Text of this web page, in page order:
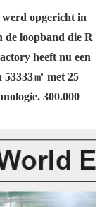
opgericht in
de loopband die R
heeft nu een
㎡ met 25
300.000